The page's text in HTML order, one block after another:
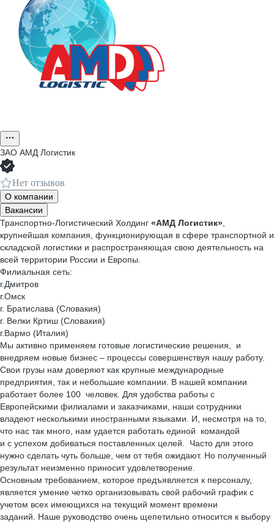
ЗАО АМД Логистик
Нет отзывов
О компании
Вакансии
Транспортно-Логистический Холдинг «АМД Логистик»
крупнейшая компания, функционирующая в сфере транспортной и
складской логистики и распространяющая свою деятельность на
всей территории России и Европы.
Филиальная сеть:
г.Дмитров
г.Омск
г. Братислава (Словакия)
г. Велки Кртиш (Словакия)
г.Вармо (Италия)
Мы активно применяем готовые логистические решения, и
внедряем новые бизнес – процессы совершенствуя нашу работу.
Свои грузы нам доверяют как крупные международные
предприятия, так и небольшие компании. В нашей компании
работает более 100 человек. Для удобства работы с
Европейскими филиалами и заказчиками, наши сотрудники
владеют несколькими иностранными языками. И, несмотря на то,
что нас так много, нам удается работать единой командой
и с успехом добиваться поставленных целей. Часто для этого
нужно сделать чуть больше, чем от тебя ожидают. Но полученный
результат неизменно приносит удовлетворение.
Основным требованием, которое предъявляется к персоналу,
является умение четко организовывать свой рабочий график с
учетом всех имеющихся на текущий момент времени
заданий. Наше руководство очень щепетильно относится к выбору